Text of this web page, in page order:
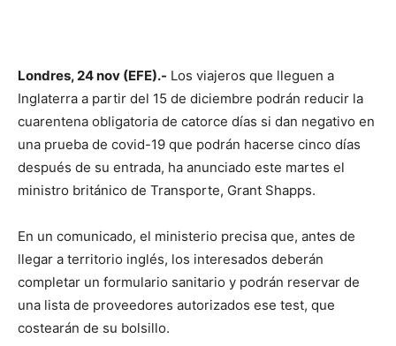
Londres, 24 nov (EFE).- Los viajeros que lleguen a
Inglaterra a partir del 15 de diciembre podrán reducir la
cuarentena obligatoria de catorce días si dan negativo en
una prueba de covid-19 que podrán hacerse cinco días
después de su entrada, ha anunciado este martes el
ministro británico de Transporte, Grant Shapps.
En un comunicado, el ministerio precisa que, antes de
llegar a territorio inglés, los interesados deberán
completar un formulario sanitario y podrán reservar de
una lista de proveedores autorizados ese test, que
costearán de su bolsillo.